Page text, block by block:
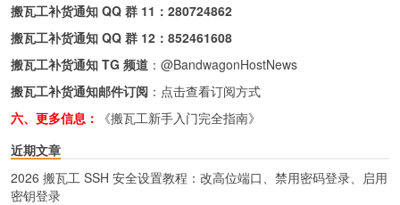
搬瓦工补货通知 QQ 群 11： 280724862
搬瓦工补货通知 QQ 群 12： 852461608
搬瓦工补货通知 TG 频道 ： @BandwagonHostNews
搬瓦工补货通知邮件订阅 ： 点击查看订阅方式
六、更多信息：
《搬瓦工新手入门完全指南》
近期文章
2026 搬瓦工 SSH 安全设置教程：改高位端口、禁用密码登录、启用
密钥登录